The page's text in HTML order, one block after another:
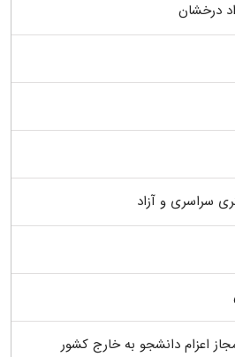
درخشان
سراسری و آزاد
اعزام دانشجو به خارج کشور